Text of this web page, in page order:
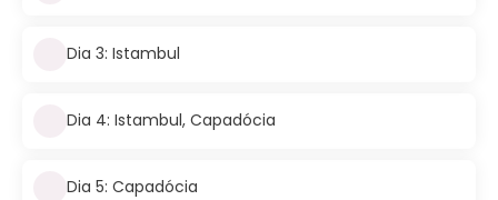
Dia 3: Istambul
Dia 4: Istambul, Capadócia
Dia 5: Capadócia